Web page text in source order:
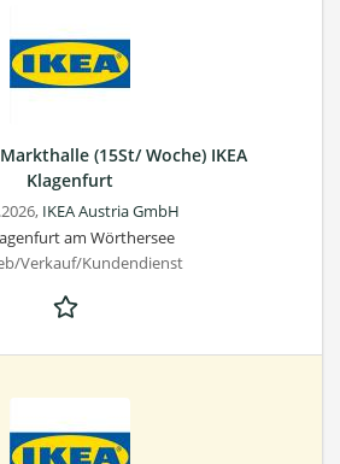
(15St/ Woche) IKEA
Klagenfurt
IKEA Austria GmbH
am Wörthersee
Verkauf/Kundendienst